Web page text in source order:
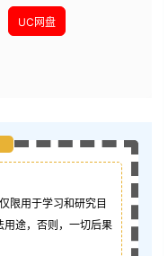
UC网盘
限用于学习和研究目
用途，否则，一切后果